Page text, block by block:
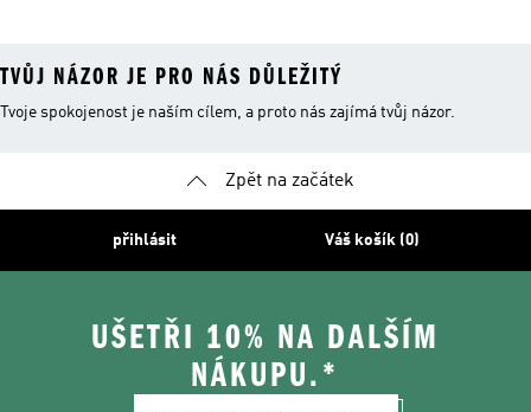
TVŮJ NÁZOR JE PRO NÁS DŮLEŽITÝ
Tvoje spokojenost je naším cílem, a proto nás zajímá tvůj názor.
Zpět na začátek
přihlásit Váš košík (0)
UŠETŘI 10% NA DALŠÍM
NÁKUPU.*